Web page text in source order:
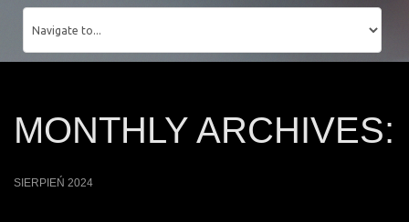
MONTHLY ARCHIVES:
SIERPIEŃ 2024